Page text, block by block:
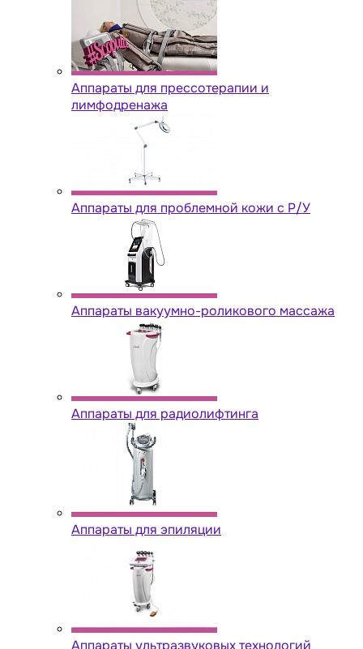
Аппараты для прессотерапии и
лимфодренажа
Аппараты для проблемной кожи с Р/У
Аппараты вакуумно-роликового массажа
Аппараты для радиолифтинга
Аппараты для эпиляции
Аппараты ультразвуковых технологий